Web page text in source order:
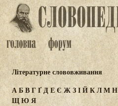
Літературне слововживання
АБВГҐДЕЄ ЖЗІЙКЛМН
ЩЮ Я